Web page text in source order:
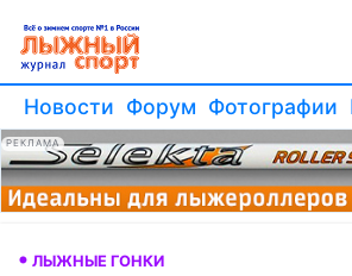
Новости Форум Фотографии
РЕКЛАМА
ЛЫЖНЫЕ ГОНКИ